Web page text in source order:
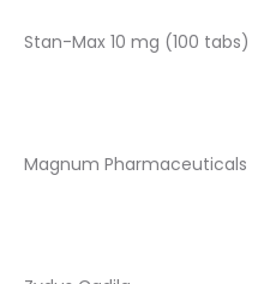
Stan-Max 10 mg (100 tabs)
Magnum Pharmaceuticals